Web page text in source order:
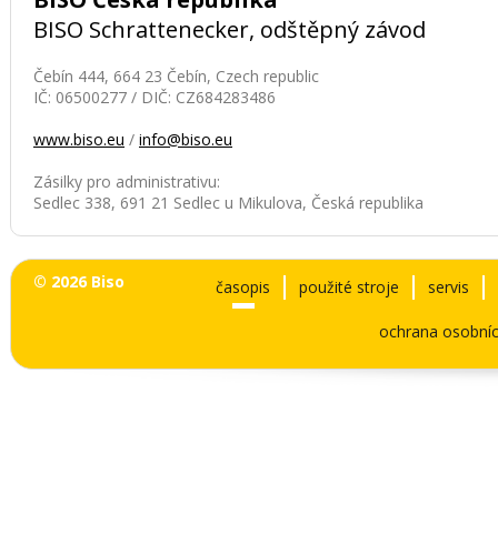
BISO Schrattenecker, odštěpný závod
Čebín 444, 664 23 Čebín, Czech republic
IČ: 06500277 / DIČ: CZ684283486
www.biso.eu / info@biso.eu
Zásilky pro administrativu:
Sedlec 338, 691 21 Sedlec u Mikulova, Česká republika
© 2026 Biso časopis použité stroje servis
ochrana